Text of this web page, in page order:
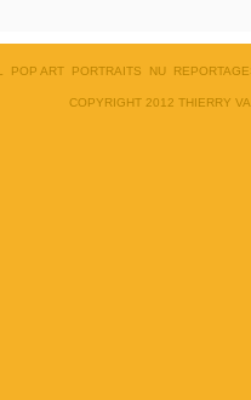
POP ART PORTRAITS NU
COPYRIGHT 2012 THIERRY